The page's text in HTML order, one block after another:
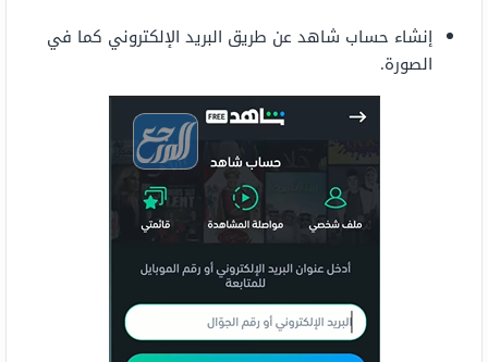
إنشاء حساب شاهد عن طريق البريد الإلكتروني كما في
الصورة.